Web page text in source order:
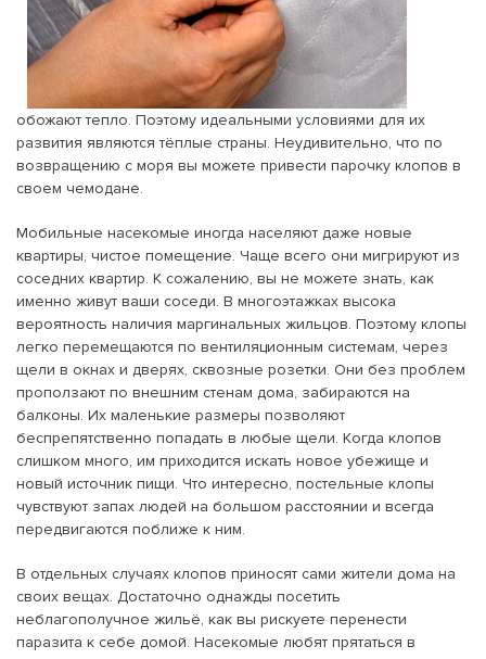
обожают тепло. Поэтому идеальными условиями для их
развития являются тёплые страны. Неудивительно, что по
возвращению с моря вы можете привести парочку клопов в
своем чемодане.
Мобильные насекомые иногда населяют даже новые
квартиры, чистое помещение. Чаще всего они мигрируют из
соседних квартир. К сожалению, вы не можете знать, как
именно живут ваши соседи. В многоэтажках высока
вероятность наличия маргинальных жильцов. Поэтому клопы
легко перемещаются по вентиляционным системам, через
щели в окнах и дверях, сквозные розетки. Они без проблем
проползают по внешним стенам дома, забираются на
балконы. Их маленькие размеры позволяют
беспрепятственно попадать в любые щели. Когда клопов
слишком много, им приходится искать новое убежище и
новый источник пищи. Что интересно, постельные клопы
чувствуют запах людей на большом расстоянии и всегда
передвигаются поближе к ним.
В отдельных случаях клопов приносят сами жители дома на
своих вещах. Достаточно однажды посетить
неблагополучное жильё, как вы рискуете перенести
паразита к себе домой. Насекомые любят прятаться в